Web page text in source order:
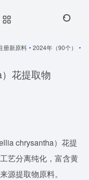
册新原料 • 2024年（90个）
•
花提取物
chrysantha）花提
艺分离纯化，富含黄
源提取物原料。